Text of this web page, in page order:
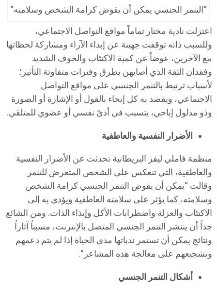
“التنمر الجنسي يمكن أن يقوض كرامة الشخص وسلامته”
اعتزلت نادية مختار تماماً مواقع التواصل الاجتماعي،
وللسبب ذاته توقفت جهينة عن إبداء الآراء ومشاركة لحظاتها
مع الآخرين، عوضاً عن كمية الاكتئاب والخوف الشديد
وفقدان الثقة الذي أصابهن بطرق وفترات متفاوتة التأثير؛
لأسباب ترتبط بالتنمر الجنسي على مواقع التواصل
الاجتماعي، ويقصد به كل إيحاء بالقول أو الإشارة أو الصورة
وذو مدلول إباحي، يتسبب في أذىً نفسي أو عضوي للمتلقي.
الأضرار النفسية والعاطفية
منظمة فاملي ليفز البريطانية تحدثت عن الأضرار النفسية
والعاطفية، التي تنعكس على الشخص المتعرض للتنمر
وقالت “يمكن أن يقوض التنمر الجنسي كرامة الشخص
وسلامته، كما يؤثر على سلامته العاطفية ويؤدي به إلى
الاكتئاب والعزلة واضطرابات الأكل وإيذاء الذات. ومن الشائع
جداً أن ينتشر التنمر الجنسي المتصل بالإنترنت، مسبباً آثاراً
ونتائج يمكن أن تستمر ندباتها مدى الحياة إذا لم يتم دعمهم
وتشجيعهم على معالجة هذه المشاعر”.
أشكال التنمر الجنسي